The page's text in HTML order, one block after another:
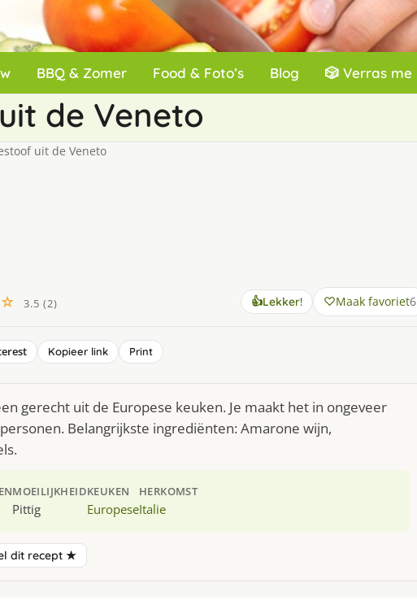
BBQ & Zomer Food & Foto’s Blog 🎲 Verras me
de Veneto
uit de Veneto
3.5 (2) 👍Lekker! Maak favoriet6
Kopieer link Print
gerecht uit de Europese keuken. Je maakt het in ongeveer
Belangrijkste ingrediënten: Amarone wijn,
MOEILIJKHEID
Pittig
KEUKEN
Europese
HERKOMST
Italie
dit recept ★